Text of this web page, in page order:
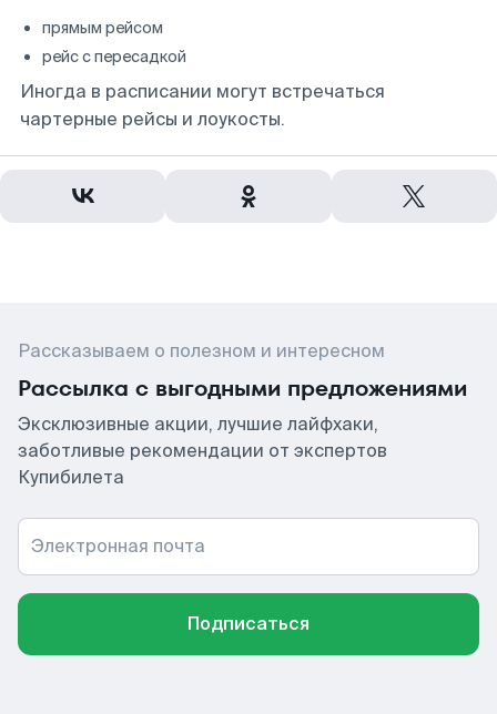
прямым рейсом
рейс с пересадкой
Иногда в расписании могут встречаться
чартерные рейсы и лоукосты.
Рассказываем о полезном и интересном
Рассылка с выгодными предложениями
Эксклюзивные акции, лучшие лайфхаки,
заботливые рекомендации от экспертов
Купибилета
Электронная почта
Подписаться